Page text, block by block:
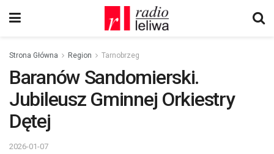
Strona Główna Region Tarnobrzeg
Baranów Sandomierski.
Jubileusz Gminnej Orkiestry
Dętej
2026-01-07